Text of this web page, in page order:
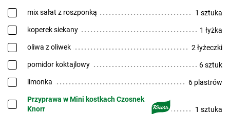
mix sałat z roszponką 1 sztuka
koperek siekany 1 łyżka
oliwa z oliwek 2 łyżeczki
pomidor koktajlowy 6 sztuk
limonka 6 plastrów
Przyprawa w Mini kostkach Czosnek
Knorr
1 sztuka